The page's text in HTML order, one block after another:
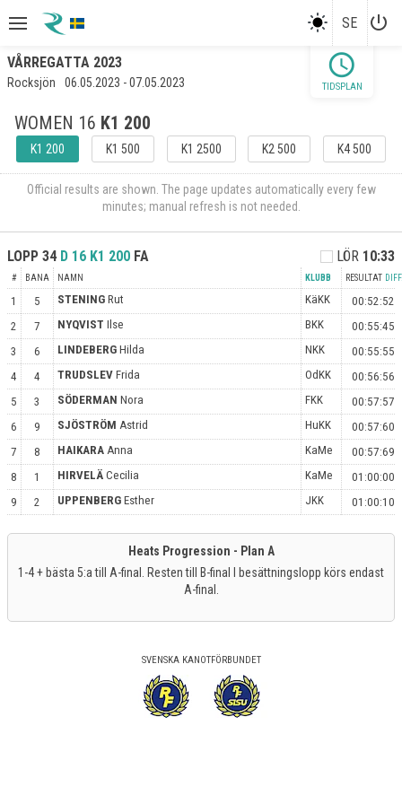
SE power_settings_new
VÅRREGATTA 2023
Rocksjön 06.05.2023 - 07.05.2023
WOMEN 16 K1 200
K1 200 K1 500 K1 2500 K2 500 K4 500
schedule
TIDSPLAN
Official results are shown. The page updates automatically every few
minutes; manual refresh is not needed.
LOPP 34 D 16 K1 200 FA LÖR 10:33
# BANA NAMN KLUBB RESULTAT
1 5 STENING Rut KäKK
00:52:52
2
7 NYQVIST Ilse BKK
00:55:45
3
6 LINDEBERG Hilda NKK
00:55:55
4
4 TRUDSLEV Frida OdKK
00:56:56
5
3 SÖDERMAN Nora FKK
00:57:57
6
9 SJÖSTRÖM Astrid HuKK
00:57:60
7
8 HAIKARA Anna KaMe
00:57:69
8
1 HIRVELÄ Cecilia KaMe
01:00:00
9
2 UPPENBERG Esther JKK 01:00:10
Heats Progression - Plan A
1-4 + bästa 5:a till A-final. Resten till B-final I besättningslopp körs endast
A-final.
SVENSKA KANOTFÖRBUNDET